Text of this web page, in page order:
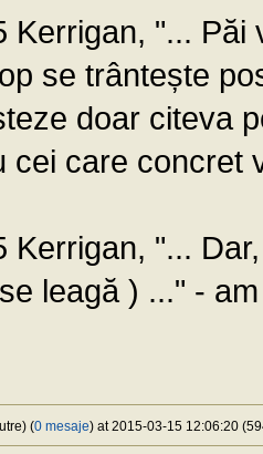
Kerrigan, "... Păi
se trântește
doar citeva
cei care concret
Kerrigan, "...
leagă ) ..." -
(0 mesaje) at 2015-03-15 12:06:20